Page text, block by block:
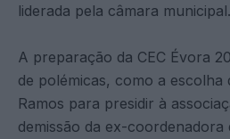
liderada pela câmara municipal.
A preparação da CEC Évora
de polémicas, como a escolha
Ramos para presidir à
demissão da ex-coordenadora